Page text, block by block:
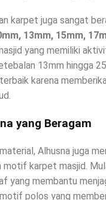
karpet juga sangat
13mm, 15mm,
yang memiliki
13mm hingga
karena
yang Beragam
Alhusna juga
motif karpet masjid.
yang membantu
polos yang